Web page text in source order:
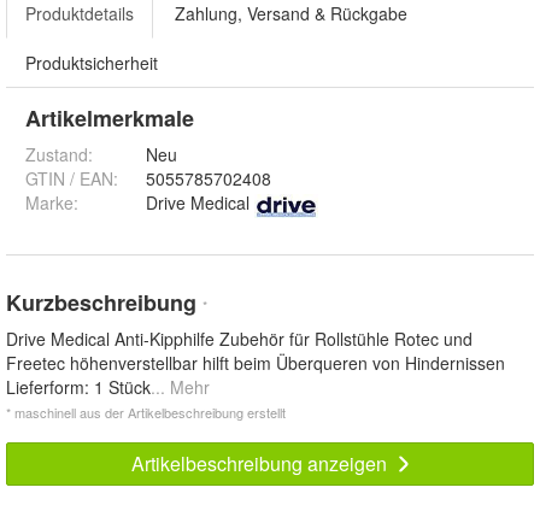
Produktdetails Zahlung, Versand & Rückgabe
Produktsicherheit
Artikelmerkmale
Zustand:
Neu
GTIN / EAN:
5055785702408
Marke:
Drive Medical
Kurzbeschreibung *
Drive Medical Anti-Kipphilfe Zubehör für Rollstühle Rotec und
Freetec höhenverstellbar hilft beim Überqueren von Hindernissen
Lieferform: 1 Stück... Mehr
* maschinell aus der Artikelbeschreibung erstellt
Artikelbeschreibung anzeigen